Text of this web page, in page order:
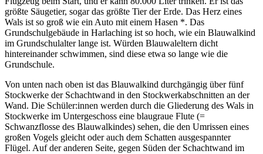
größte Säugetier, sogar das größte Tier der Erde. Das Herz eines
Wals ist so groß wie ein Auto mit einem Hasen *. Das
Grundschulgebäude in Harlaching ist so hoch, wie ein Blauwalkind
im Grundschulalter lange ist. Würden Blauwaleltern dicht
hintereinander schwimmen, sind diese etwa so lange wie die
Grundschule.
Von unten nach oben ist das Blauwalkind durchgängig über fünf
Stockwerke der Schachtwand in den Stockwerkabschnitten an der
Wand. Die Schüler:innen werden durch die Gliederung des Wals in
Stockwerke im Untergeschoss eine blaugraue Flute (=
Schwanzflosse des Blauwalkindes) sehen, die den Umrissen eines
großen Vogels gleicht oder auch dem Schatten ausgespannter
Flügel. Auf der anderen Seite, gegen Süden der Schachtwand im